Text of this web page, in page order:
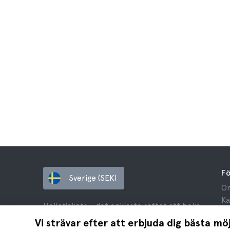
Vi strävar efter att erbjuda dig bästa
Sverige (SEK)
Hellotickets – det enklaste sättet att boka
biljetter, utflykter och aktiviteter runt om